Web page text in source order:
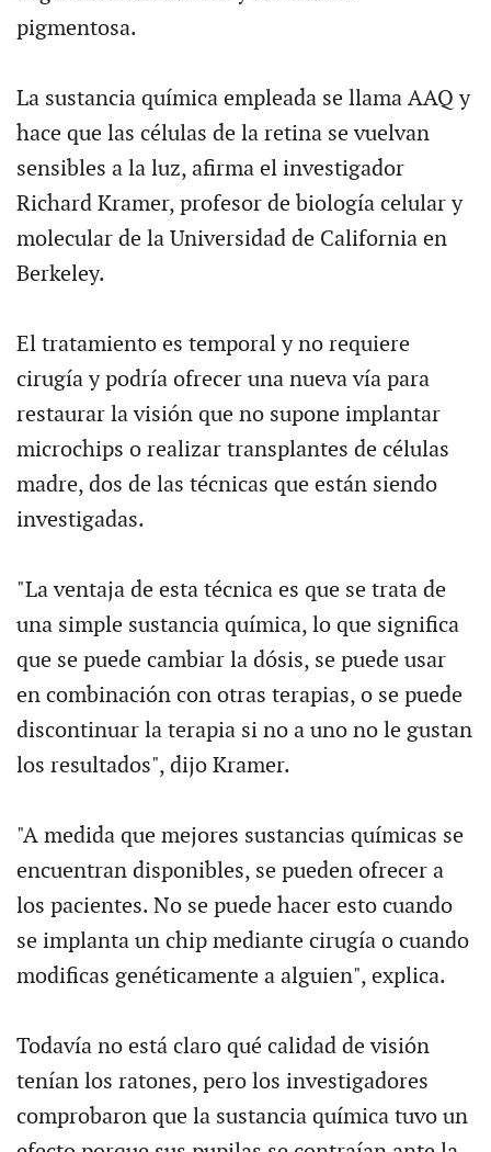
pigmentosa.
La sustancia química empleada se llama AAQ y
hace que las células de la retina se vuelvan
sensibles a la luz, afirma el investigador
Richard Kramer, profesor de biología celular y
molecular de la Universidad de California en
Berkeley.
El tratamiento es temporal y no requiere
cirugía y podría ofrecer una nueva vía para
restaurar la visión que no supone implantar
microchips o realizar transplantes de células
madre, dos de las técnicas que están siendo
investigadas.
"La ventaja de esta técnica es que se trata de
una simple sustancia química, lo que significa
que se puede cambiar la dósis, se puede usar
en combinación con otras terapias, o se puede
discontinuar la terapia si no a uno no le gustan
los resultados", dijo Kramer.
"A medida que mejores sustancias químicas se
encuentran disponibles, se pueden ofrecer a
los pacientes. No se puede hacer esto cuando
se implanta un chip mediante cirugía o cuando
modificas genéticamente a alguien", explica.
Todavía no está claro qué calidad de visión
tenían los ratones, pero los investigadores
comprobaron que la sustancia química tuvo un